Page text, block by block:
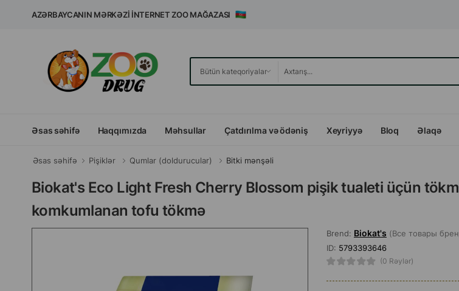
AZƏRBAYCANIN MƏRKƏZI İNTERNET ZOO MAĞAZASI
Əsas səhifə Haqqımızda Məhsullar Çatdırılma və ödəniş Xeyriyyə Bloq Əlaqə
Əsas səhifə Pişiklər Qumlar (doldurucular) Bitki mənşəli
Biokat's Eco Light Fresh Cherry Blossom pişik tualeti üçün
komkumlanan tofu tökmə
Brend: Biokat's (Все товары
ID: 5793393646
(0 Rəylər)